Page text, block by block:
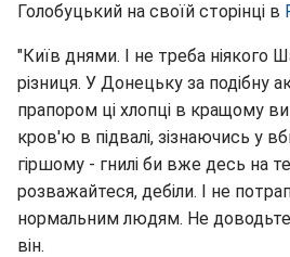
Голобуцький на своїй сторінці в
"Київ днями. І не треба ніякого
різниця. У Донецьку за подібну
прапором ці хлопці в кращому
кров'ю в підвалі, зізнаючись у
гіршому - гнилі би вже десь на
розважайтеся, дебіли. І не
нормальним людям. Не доводьте
він.